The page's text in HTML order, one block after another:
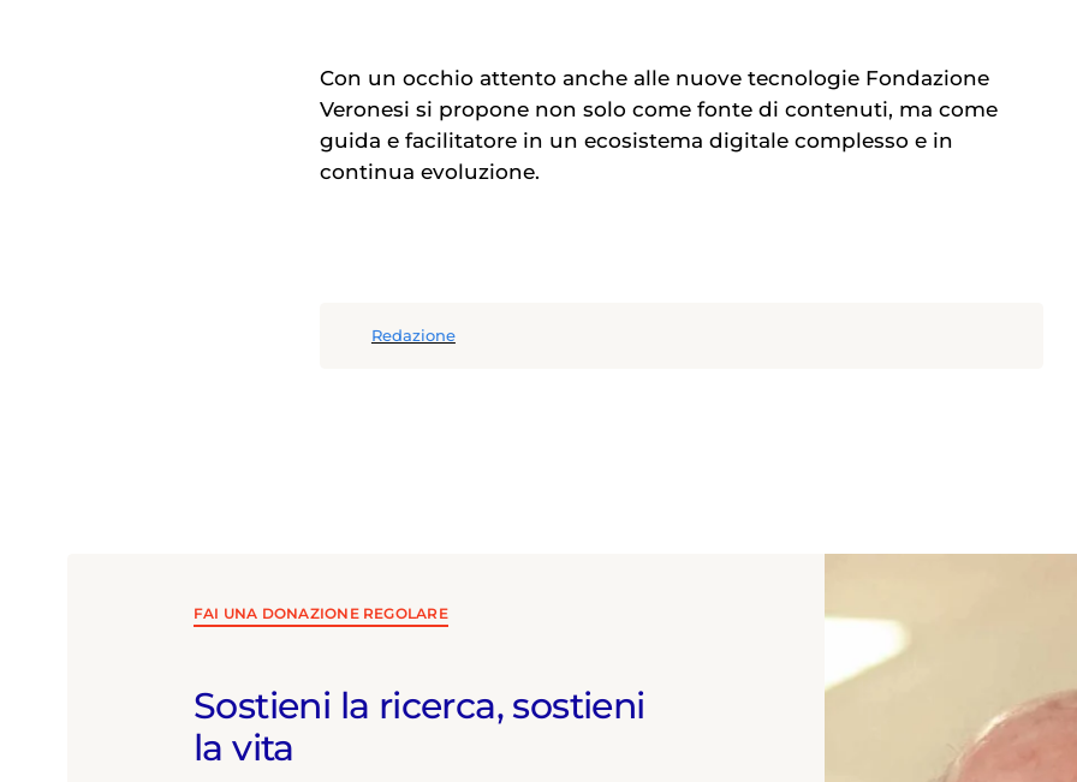
Con un occhio attento anche alle nuove tecnologie Fondazione
Veronesi si propone non solo come fonte di contenuti, ma come
guida e facilitatore in un ecosistema digitale complesso e in
continua evoluzione.
Redazione
FAI UNA DONAZIONE REGOLARE
Sostieni la ricerca, sostieni
la vita